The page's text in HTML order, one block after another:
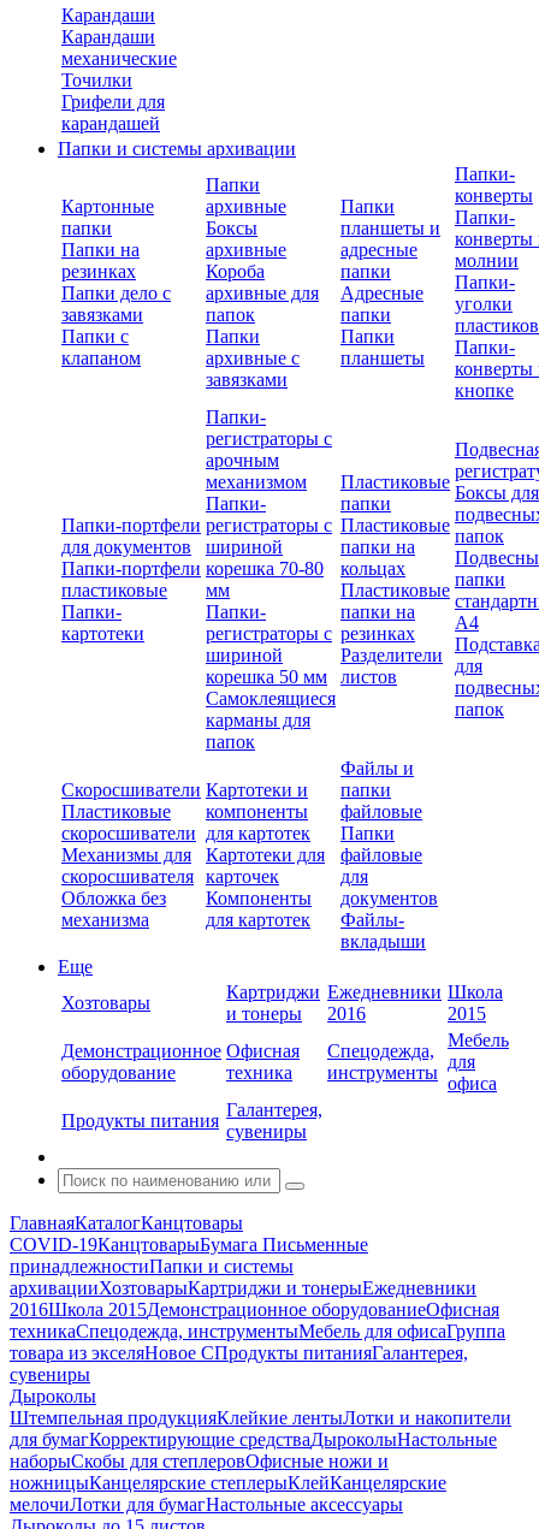
Карандаши
Карандаши
механические
Точилки
Грифели для
карандашей
Папки и системы архивации
Картонные
папки
Папки на
резинках
Папки дело с
завязками
Папки с
клапаном
Папки
архивные
Боксы
архивные
Короба
архивные для
папок
Папки
архивные с
завязками
Папки
планшеты и
адресные
папки
Адресные
папки
Папки
планшеты
Папки-
конверты
Папки-
конверты
молнии
Папки-
уголки
Папки-
конверты
кнопке
Папки-портфели
для документов
Папки-портфели
пластиковые
Папки-
картотеки
Папки-
регистраторы с
арочным
механизмом
Папки-
регистраторы с
шириной
корешка 70-80
мм
Папки-
регистраторы с
шириной
корешка 50 мм
Самоклеящиеся
карманы для
папок
Пластиковые
папки
Пластиковые
папки на
кольцах
Пластиковые
папки на
резинках
Разделители
листов
Боксы для
папок
папки
А4
для
папок
Скоросшиватели
Пластиковые
скоросшиватели
Механизмы для
скоросшивателя
Обложка без
механизма
Картотеки и
компоненты
для картотек
Картотеки для
карточек
Компоненты
для картотек
Файлы и
папки
файловые
Папки
файловые
для
документов
Файлы-
вкладыши
Еще
Хозтовары
Картриджи
и тонеры
Ежедневники
2016
Школа
2015
Демонстрационное
оборудование
Офисная
техника
Спецодежда,
инструменты
Мебель
для
офиса
Продукты питания
Галантерея,
сувениры
ГлавнаяКаталогКанцтовары
COVID-19КанцтоварыБумага Письменные
принадлежностиПапки и системы
архивацииХозтоварыКартриджи и тонерыЕжедневники
2016Школа 2015Демонстрационное оборудованиеОфисная
техникаСпецодежда, инструментыМебель для офисаГруппа
товара из экселяНовое СПродукты питанияГалантерея,
сувениры
Дыроколы
Штемпельная продукцияКлейкие лентыЛотки и накопители
для бумагКорректирующие средстваДыроколыНастольные
наборыСкобы для степлеровОфисные ножи и
ножницыКанцелярские степлерыКлейКанцелярские
мелочиЛотки для бумагНастольные аксессуары